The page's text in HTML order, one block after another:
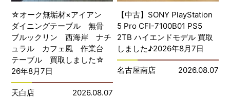
☆オーク無垢材×アイアン
ダイニングテーブル 無骨
ブルックリン 西海岸 ナチ
ュラル カフェ風 作業台
テーブル 買取しました☆
26年8月7日
天白店 2026.08.07
【中古】SONY PlayStation
5 Pro CFI-7100B01 PS5
2TB ハイエンドモデル 買取
しました♪2026年8月7日
名古屋南店 2026.08.07